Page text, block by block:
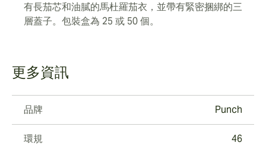
有長茄芯和油膩的馬杜羅茄衣，並帶有緊密捆綁的三
層蓋子。包裝盒為 25 或 50 個。
更多資訊
品牌 Punch
環規 46